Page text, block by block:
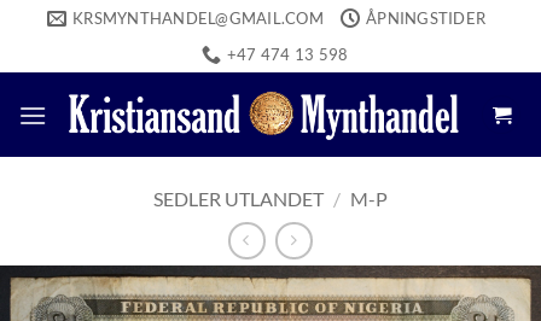
content
KRSMYNTHANDEL@GMAIL.COM
ÅPNINGSTIDER
+47 474 13 598
SEDLER UTLANDET / M-P